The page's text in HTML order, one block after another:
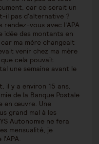
car ce serait un
il pas d'alternative ?
rendez-vous avec l'APA
idée des montants en
ma mère changeait
venir chez ma mère
cela pouvait
une semaine avant le
il y a environ 15 ans,
de la Banque Postale
en œuvre. Une
grand mal à les
Autonomie ne fera
mensualité, je